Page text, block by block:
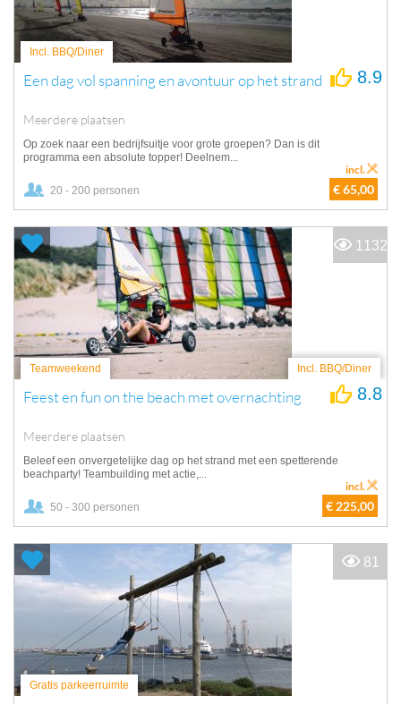
Incl. BBQ/Diner
Een dag vol spanning en avontuur op het strand
Meerdere plaatsen
8.9
Op zoek naar een bedrijfsuitje voor grote groepen? Dan is dit
programma een absolute topper! Deelnem...
20 - 200 personen € 65,00
incl.
Teamweekend Incl. BBQ/Diner
Feest en fun on the beach met overnachting
Meerdere plaatsen
8.8
Beleef een onvergetelijke dag op het strand met een spetterende
beachparty! Teambuilding met actie,...
50 - 300 personen € 225,00
incl.
1132
Gratis parkeerruimte
81